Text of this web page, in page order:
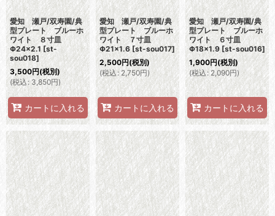
愛知 瀬戸/双寿園/典
型プレート ブルーホ
ワイト ８寸皿
Φ24×2.1 [st-
sou018]
3,500円(税別)
(税込: 3,850円)
カートに入れる
愛知 瀬戸/双寿園/典
型プレート ブルーホ
ワイト ７寸皿
Φ21×1.6 [st-sou017]
2,500円(税別)
(税込: 2,750円)
カートに入れる
愛知 瀬戸/双寿園/典
型プレート ブルーホ
ワイト ６寸皿
Φ18×1.9 [st-sou016]
1,900円(税別)
(税込 : 2,090円)
カートに入れる